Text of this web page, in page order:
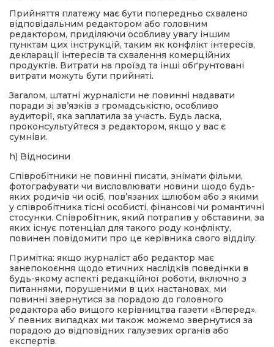
Прийняття платежу має бути попередньо схвалено
відповідальним редактором або головним
редактором, приділяючи особливу увагу іншим
пунктам цих інструкцій, таким як конфлікт інтересів,
декларації інтересів та схвалення комерційних
продуктів. Витрати на проїзд та інші обґрунтовані
витрати можуть бути прийняті.
Загалом, штатні журналісти не повинні надавати
поради зі зв’язків з громадськістю, особливо
аудиторії, яка заплатила за участь. Будь ласка,
проконсультуйтеся з редактором, якщо у вас є
сумніви.
h) Відносини
Співробітники не повинні писати, знімати фільми,
фотографувати чи висловлювати новини щодо будь-
яких родичів чи осіб, пов’язаних шлюбом або з якими
у співробітника тісні особисті, фінансові чи романтичні
стосунки. Співробітник, який потрапив у обставини, за
яких існує потенціал для такого роду конфлікту,
повинен повідомити про це керівника свого відділу.
Примітка: якщо журналіст або редактор має
занепокоєння щодо етичних наслідків поведінки в
будь-якому аспекті редакційної роботи, включно з
питаннями, порушеними в цих настановах, ми
повинні звернутися за порадою до головного
редактора або вищого керівництва газети «Вперед».
У певних випадках ми також можемо звернутися за
порадою до відповідних галузевих органів або
експертів.